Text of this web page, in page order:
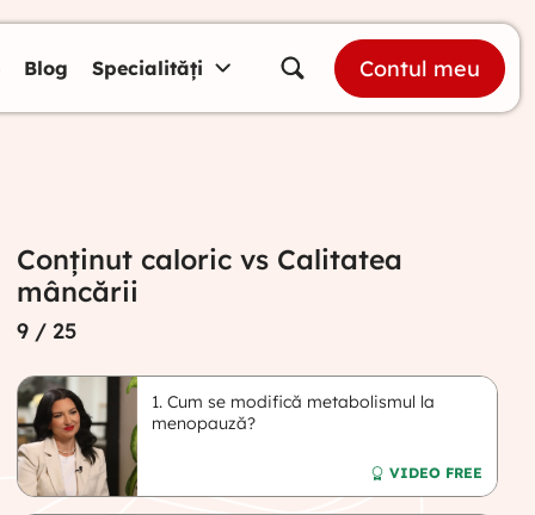
Blog Specialități Contul meu
Conținut caloric vs Calitatea
mâncării
9/ 25
1. Cum se modifică metabolismul la
menopauză?
VIDEO FREE